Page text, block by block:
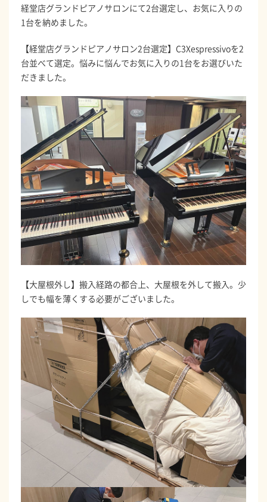
経堂店グランドピアノサロンにて2台選定し、お気に入りの
1台を納めました。
【経堂店グランドピアノサロン2台選定】C3Xespressivoを2
台並べて選定。悩みに悩んでお気に入りの1台をお選びいた
だきました。
【大屋根外し】搬入経路の都合上、大屋根を外して搬入。少
しでも幅を薄くする必要がございました。